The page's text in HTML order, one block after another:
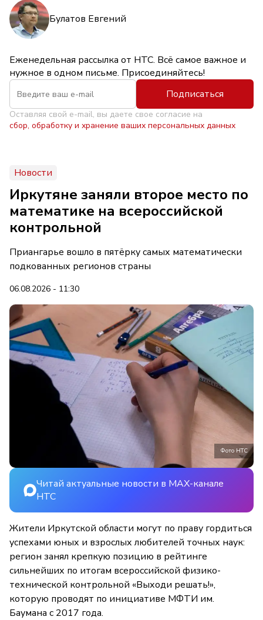
Булатов Евгений
Еженедельная рассылка от НТС. Всё самое важное и
нужное в одном письме. Присоединяйтесь!
Подписаться
Оставляя свой e-mail, вы даете свое согласие на
сбор, обработку и хранение ваших персональных данных
Новости
Иркутяне заняли второе место по
математике на всероссийской
контрольной
Приангарье вошло в пятёрку самых математически
подкованных регионов страны
06.08.2026 - 11:30
Фото НТС
Читай актуальные новости в MAX-канале
НТС
Жители Иркутской области могут по праву гордиться
успехами юных и взрослых любителей точных наук:
регион занял крепкую позицию в рейтинге
сильнейших по итогам всероссийской физико-
технической контрольной «Выходи решать!»,
которую проводят по инициативе МФТИ им.
Баумана с 2017 года.